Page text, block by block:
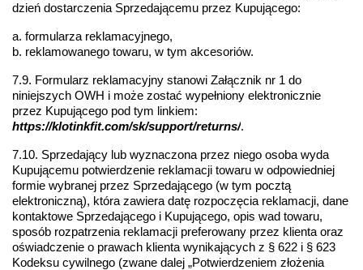
dzień dostarczenia Sprzedającemu przez Kupującego:
a. formularza reklamacyjnego,
b. reklamowanego towaru, w tym akcesoriów.
7.9. Formularz reklamacyjny stanowi Załącznik nr 1 do
niniejszych OWH i może zostać wypełniony elektronicznie
https://klotinkfit.com/sk/support/returns/.
7.10. Sprzedający lub wyznaczona przez niego osoba wyda
Kupującemu potwierdzenie reklamacji towaru w odpowiedniej
formie wybranej przez Sprzedającego (w tym pocztą
elektroniczną), która zawiera datę rozpoczęcia reklamacji, dane
kontaktowe Sprzedającego i Kupującego, opis wad towaru,
sposób rozpatrzenia reklamacji preferowany przez klienta oraz
oświadczenie o prawach klienta wynikających z § 622 i § 623
Kodeksu cywilnego (zwane dalej „Potwierdzeniem złożenia